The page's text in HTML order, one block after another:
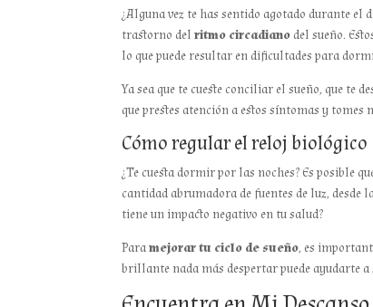
¿Alguna vez te has sentido agotado durante el
trastorno delritmo circadiano del sueño.
lo que puede resultar en dificultades para
Ya sea que te cueste conciliar el sueño, que te
que prestes atención a estos síntomas y
Cómo regular el reloj biológico
¿Te cuesta dormir por las noches? Es posible
cantidad abrumadora de fuentes de luz, desde
tiene un impacto negativo en tu salud?
Paramejorar tu ciclo de sueño, es
brillante nada más despertar puede ayudarte